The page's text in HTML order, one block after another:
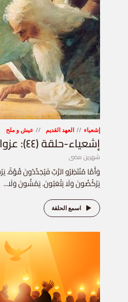
إشعياء العهد القديم عيش و ملح
إشعياء-حلقة (٤٤): عزوا، عزوا شعبي
شهرين مضى
وَأَمَّا مُنْتَظِرُو الرَّبِّ فَيُجَدِّدُونَ قُوَّةً.
يَرْكُضُونَ وَلَا يَتْعَبُونَ. يَمْشُونَ وَلَا...
اسمع الحلقة